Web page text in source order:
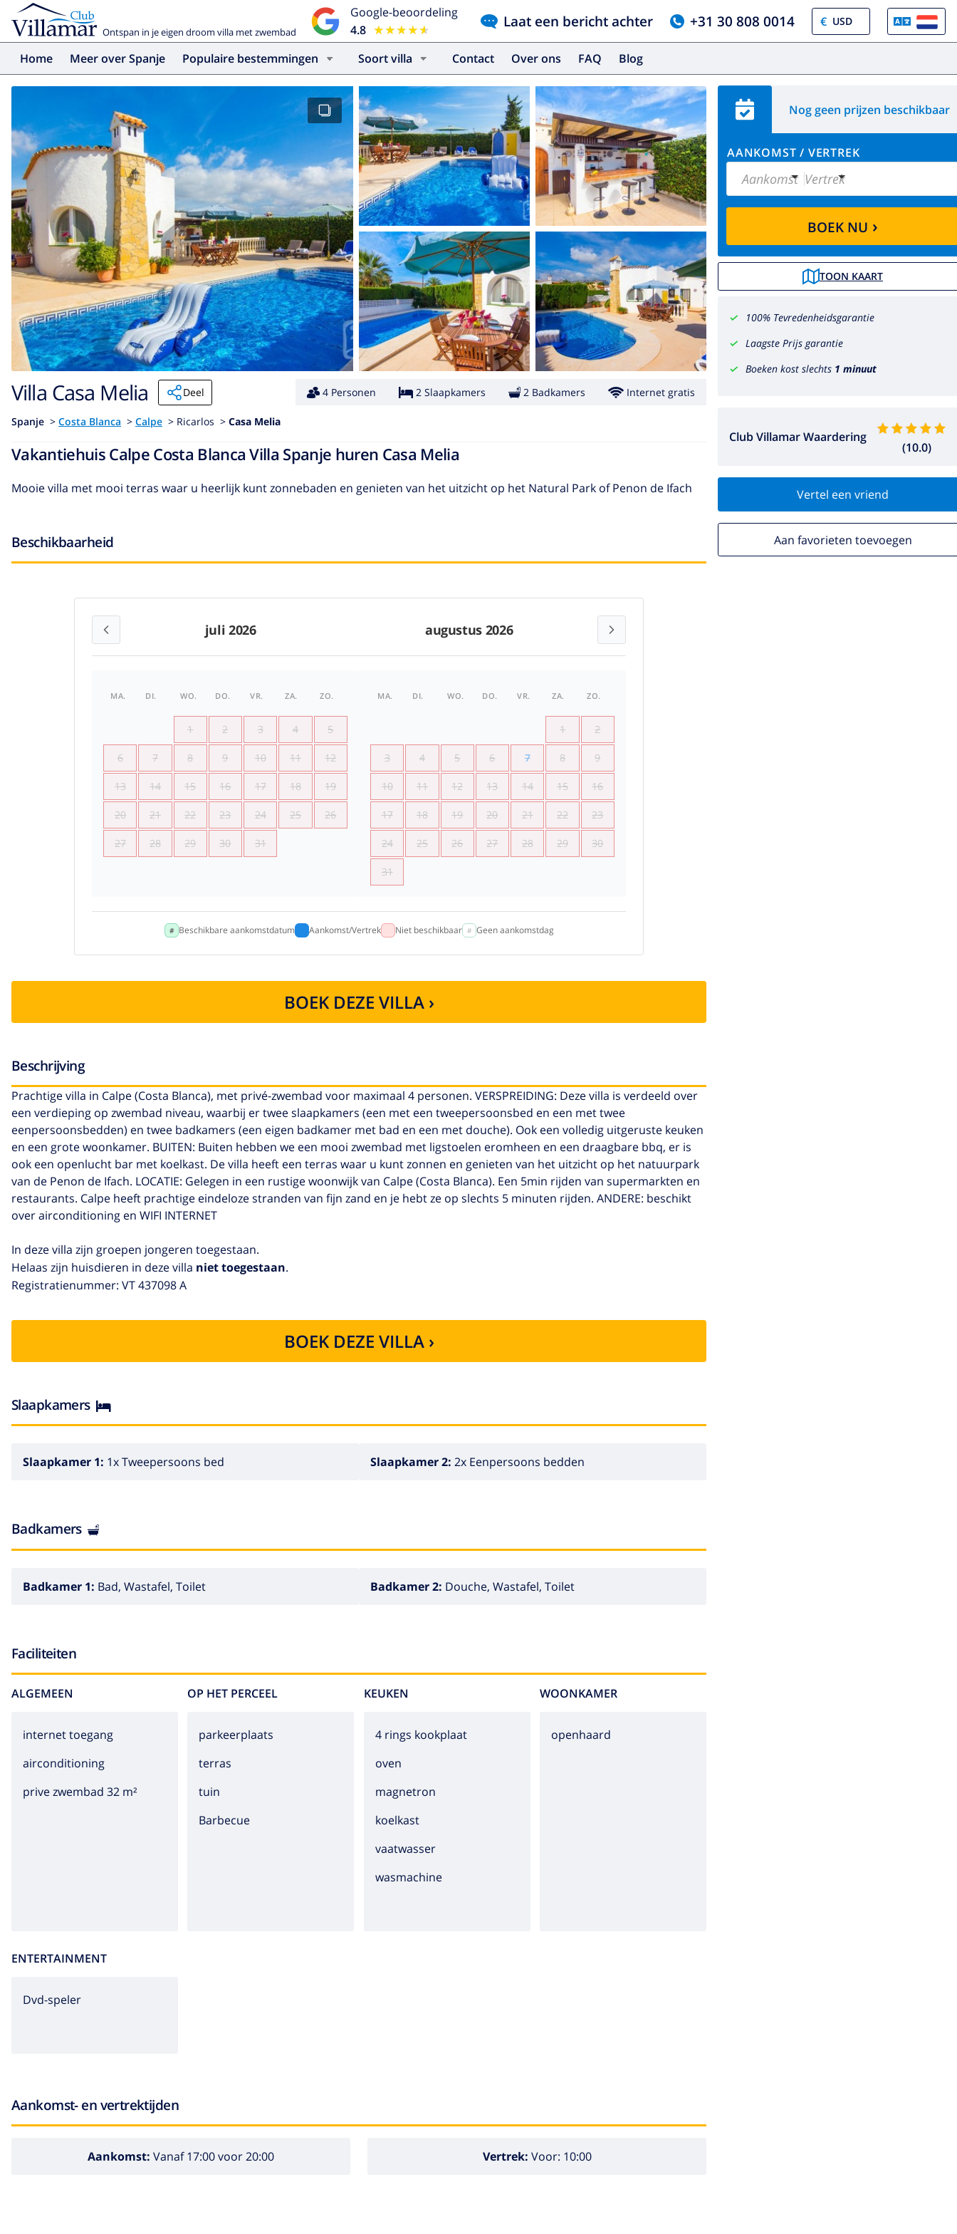
Ontspan in je eigen droom villa met zwembad
Google-beoordeling
4.8 ★★★★★
★★★★★ Laat een bericht achter +31 30 808 0014 €
Home Meer over Spanje Populaire bestemmingen Soort villa Contact Over ons FAQ Blog
Nog geen prijzen beschikbaar
AANKOMST / VERTREK
Aankomst Vertrek
BOEK NU ›
TOON KAART
100% Tevredenheidsgarantie
Laagste Prijs garantie
Boeken kost slechts 1 minuut
Club Villamar Waardering
(10.0)
Vertel een vriend
Aan favorieten toevoegen
Villa Casa Melia Deel 4 Personen 2 Slaapkamers 2 Badkamers Internet gratis
Spanje > Costa Blanca > Calpe > Ricarlos > Casa Melia
Vakantiehuis Calpe Costa Blanca Villa Spanje huren Casa Melia
Mooie villa met mooi terras waar u heerlijk kunt zonnebaden en genieten van het uitzicht op het Natural Park of Penon de Ifach
Beschikbaarheid
juli 2026 augustus 2026
MA. DI. WO. DO. VR. ZA. ZO.
1 2 3 4 5
6 7 8 9 10 11 12
13 14 15 16 17 18 19
20 21 22 23 24 25 26
27 28 29 30 31
MA. DI. WO. DO. VR. ZA. ZO.
1 2
3 4 5 6 7 8 9
10 11 12 13 14 15 16
17 18 19 20 21 22 23
24 25 26 27 28 29 30
31
Beschikbare aankomstdatum Aankomst/Vertrek Niet beschikbaar Geen aankomstdag
BOEK DEZE VILLA ›
Beschrijving
Prachtige villa in Calpe (Costa Blanca), met privé-zwembad voor maximaal 4 personen. VERSPREIDING: Deze villa is verdeeld over
een verdieping op zwembad niveau, waarbij er twee slaapkamers (een met een tweepersoonsbed en een met twee
eenpersoonsbedden) en twee badkamers (een eigen badkamer met bad en een met douche). Ook een volledig uitgeruste keuken
en een grote woonkamer. BUITEN: Buiten hebben we een mooi zwembad met ligstoelen eromheen en een draagbare bbq, er is
ook een openlucht bar met koelkast. De villa heeft een terras waar u kunt zonnen en genieten van het uitzicht op het natuurpark
van de Penon de Ifach. LOCATIE: Gelegen in een rustige woonwijk van Calpe (Costa Blanca). Een 5min rijden van supermarkten en
restaurants. Calpe heeft prachtige eindeloze stranden van fijn zand en je hebt ze op slechts 5 minuten rijden. ANDERE: beschikt
over airconditioning en WIFI INTERNET
In deze villa zijn groepen jongeren toegestaan.
Helaas zijn huisdieren in deze villa niet toegestaan.
Registratienummer: VT 437098 A
BOEK DEZE VILLA ›
Slaapkamers
Slaapkamer 1: 1x Tweepersoons bed Slaapkamer 2: 2x Eenpersoons bedden
Badkamers
Badkamer 1: Bad, Wastafel, Toilet Badkamer 2: Douche, Wastafel, Toilet
Faciliteiten
ALGEMEEN
internet toegang
airconditioning
prive zwembad 32 m²
OP HET PERCEEL
parkeerplaats
terras
tuin
barbecue
KEUKEN
4 rings kookplaat
oven
magnetron
koelkast
vaatwasser
wasmachine
WOONKAMER
openhaard
ENTERTAINMENT
dvd-speler
Aankomst- en vertrektijden
Aankomst: Vanaf 17:00 voor 20:00 Vertrek: Voor: 10:00